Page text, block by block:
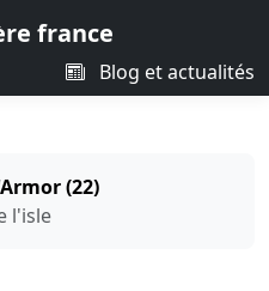
france
Blog et actualités
(22)
l'isle